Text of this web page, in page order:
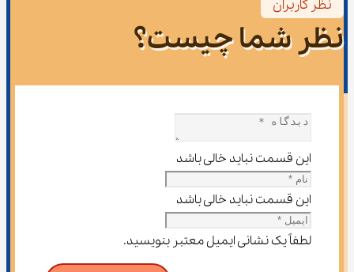
نظر کاربران
نظر شما چیست؟
این قسمت نباید خالی باشد
این قسمت نباید خالی باشد
لطفاً یک نشانی ایمیل معتبر بنویسید.